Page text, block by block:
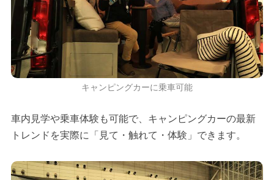
キャンピングカーに乗車可能
車内見学や乗車体験も可能で、キャンピングカーの最新
トレンドを実際に「見て・触れて・体験」できます。